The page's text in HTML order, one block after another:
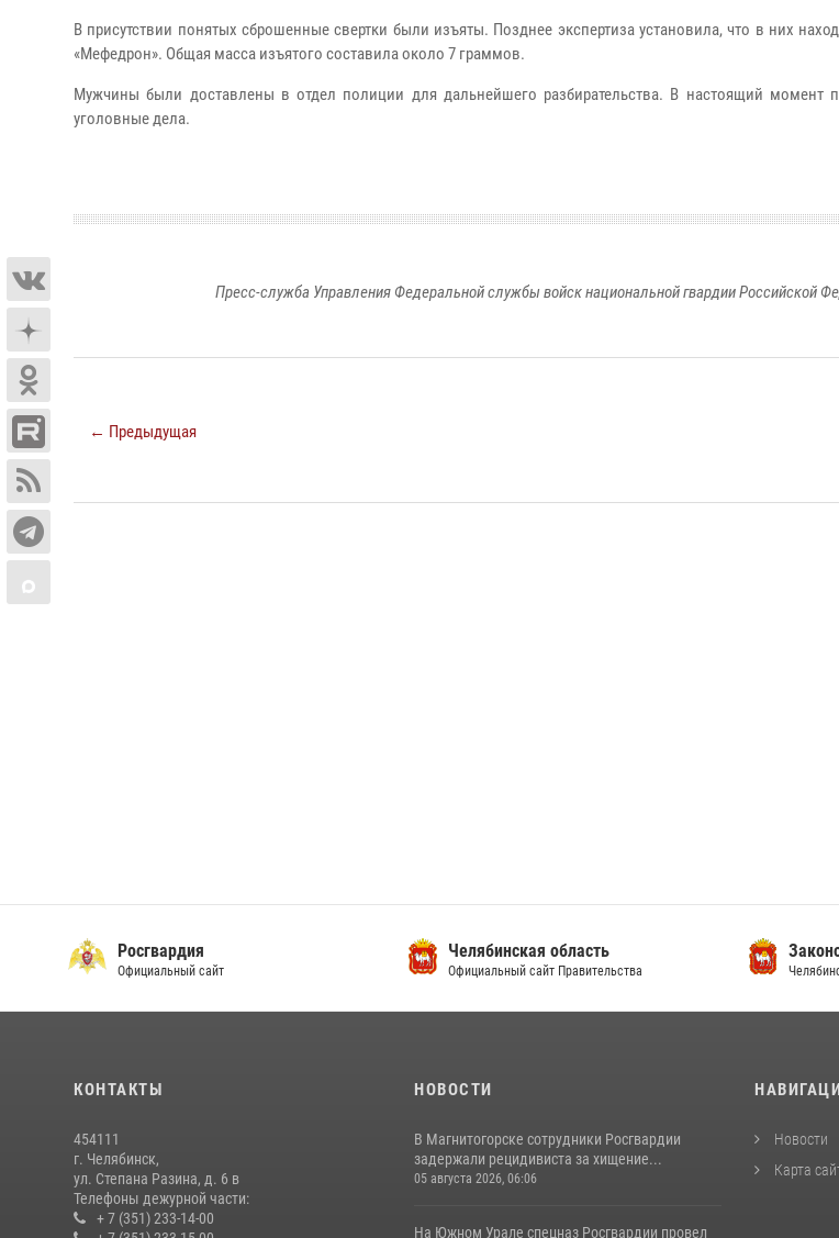
В присутствии понятых сброшенные свертки были изъяты. Позднее экспертиза установила, что в них
«Мефедрон». Общая масса изъятого составила около 7 граммов.
Мужчины были доставлены в отдел полиции для дальнейшего разбирательства. В настоящий момент
уголовные дела.
Пресс-служба Управления Федеральной службы войск национальной гвардии Российской
← Предыдущая
Росгвардия
Официальный сайт
Челябинская область
Официальный сайт Правительства
КОНТАКТЫ
454111
г. Челябинск,
ул. Степана Разина, д. 6 в
Телефоны дежурной части:
+ 7 (351) 233-14-00
НОВОСТИ
В Магнитогорске сотрудники Росгвардии
задержали рецидивиста за хищение...
05 августа 2026, 06:06
На Южном Урале спецназ Росгвардии провел
Новости
Карта